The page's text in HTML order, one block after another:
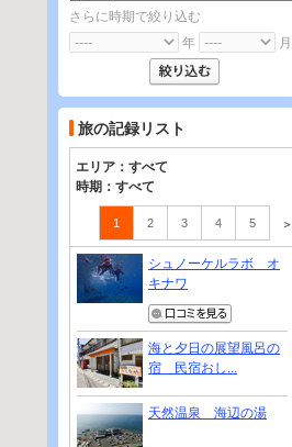
さらに時期で絞り込む
年
月
旅の記録リスト
エリア： すべて
時期： すべて
1 2 3 4 5 ＞
シュノーケルラボ オ
キナワ
海と夕日の展望風呂の
宿 民宿おし...
天然温泉 海辺の湯